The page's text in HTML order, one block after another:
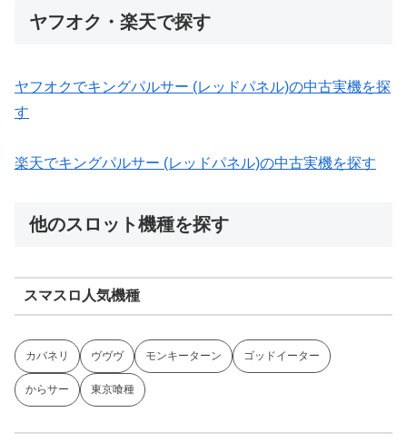
ヤフオク・楽天で探す
ヤフオクでキングパルサー (レッドパネル)の中古実機を探
す
楽天でキングパルサー (レッドパネル)の中古実機を探す
他のスロット機種を探す
スマスロ人気機種
カバネリ ヴヴヴ モンキーターン ゴッドイーター
からサー 東京喰種